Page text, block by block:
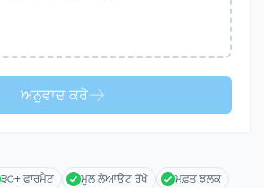
ਅਨੁਵਾਦ ਕਰੋ
੩੦+ ਫਾਰਮੈਟ ਮੂਲ ਲੇਆਉਟ ਰੱਖੋ ਮੁਫ਼ਤ ਝਲਕ